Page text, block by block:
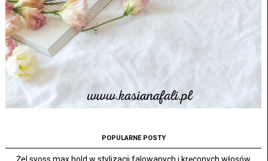
POPULARNE POSTY